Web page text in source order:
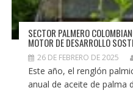
SECTOR PALMERO
MOTOR DE DESARROLLO
26 DE FEBRERO DE 2025
Este año, el renglón
anual de aceite de palma